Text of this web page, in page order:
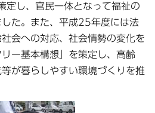
定し、官民一体となって福祉の
た。また、平成25年度には法
会への対応、社会情勢の変化を
ー基本構想」を策定し、高齢
が暮らしやすい環境づくりを推